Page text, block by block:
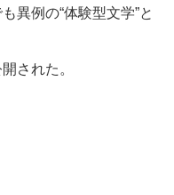
異例の“体験型文学”と
された。